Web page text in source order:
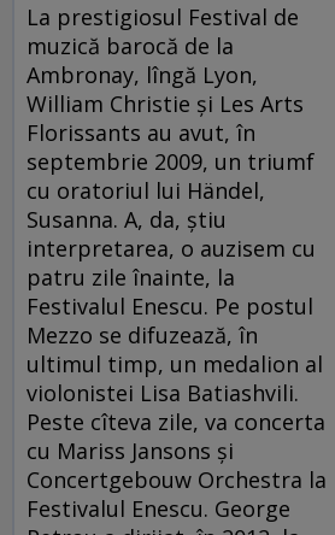
La prestigiosul Festival de
muzică barocă de la
Ambronay, lîngă Lyon,
William Christie şi Les Arts
Florissants au avut, în
septembrie 2009, un triumf
cu oratoriul lui Händel,
Susanna. A, da, ştiu
interpretarea, o auzisem cu
patru zile înainte, la
Festivalul Enescu. Pe postul
Mezzo se difuzează, în
ultimul timp, un medalion al
violonistei Lisa Batiashvili.
Peste cîteva zile, va concerta
cu Mariss Jansons şi
Concertgebouw Orchestra la
Festivalul Enescu. George